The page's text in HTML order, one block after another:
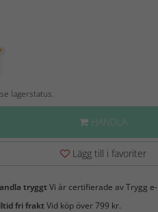
lagerstatus.
HANDLA
Lägg till i favoriter
tryggtVi är certifierade av Trygg
fri fraktVid köp över 799 kr.